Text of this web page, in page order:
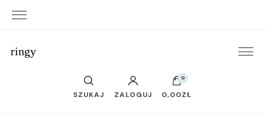
ringy
SZUKAJ ZALOGUJ
0
0,00ZŁ